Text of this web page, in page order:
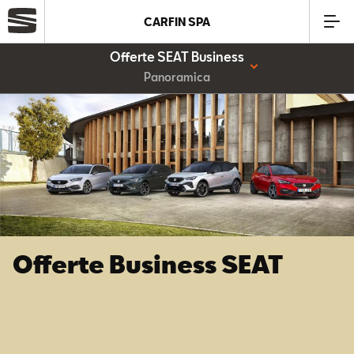
Modelli
Offerte
Service
Business
CARFIN SPA
Offerte SEAT Business
Panoramica
Offerte Business SEAT